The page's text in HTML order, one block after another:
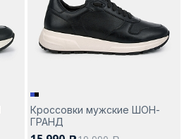
Кроссовки мужские ШОН-
ГРАНД